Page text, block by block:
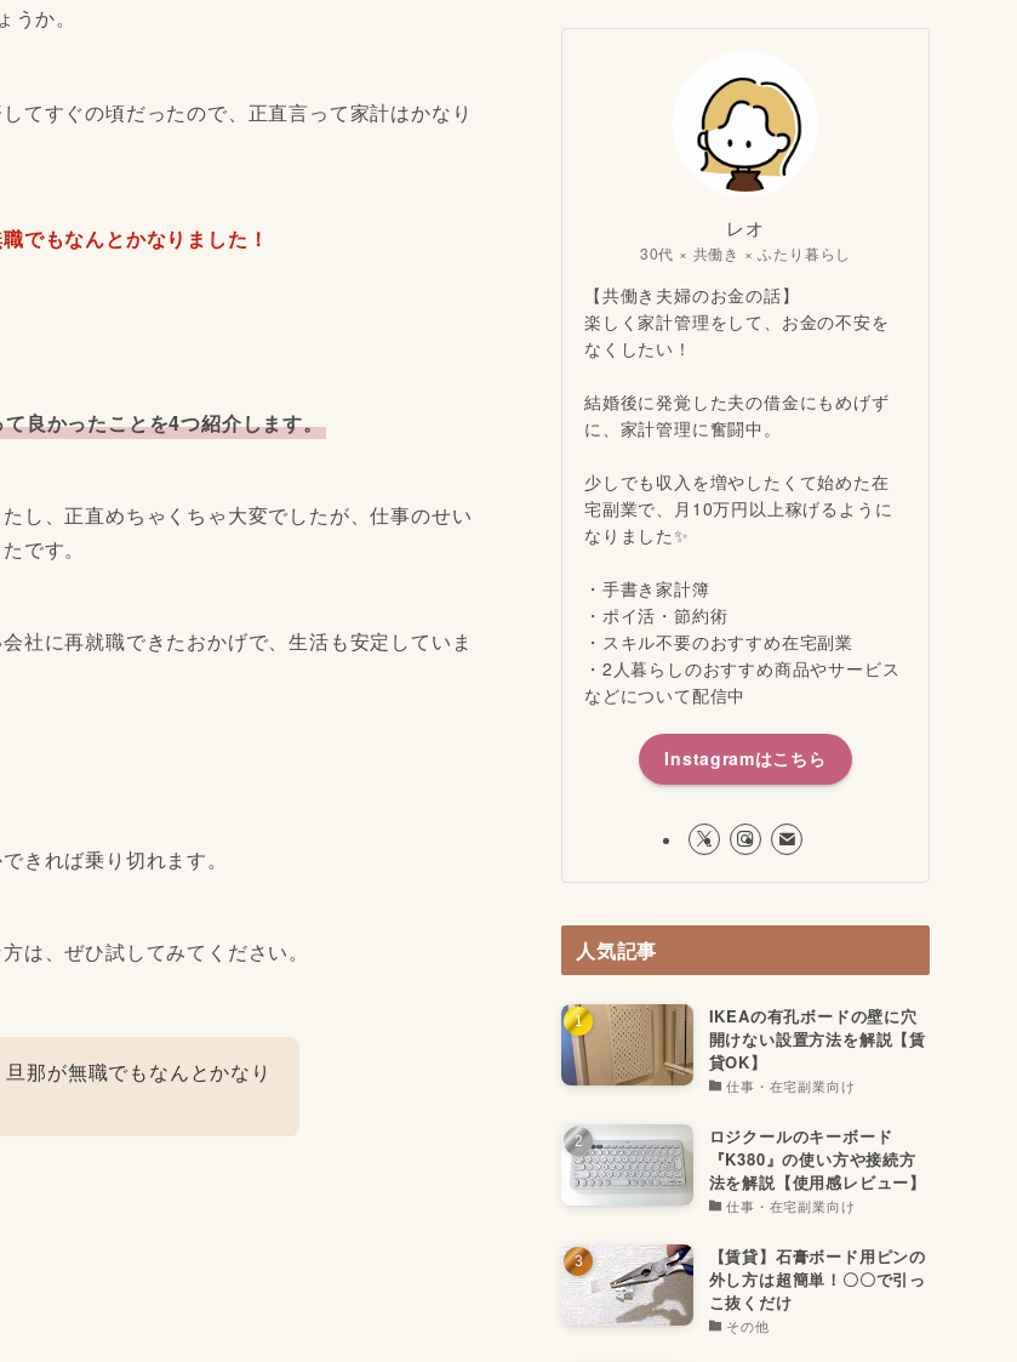
うか。
てすぐの頃だったので、正直言って家計はかなり
でもなんとかなりました！
良かったことを4つ紹介します。
し、正直めちゃくちゃ大変でしたが、仕事のせい
です。
社に再就職できたおかげで、生活も安定していま
きれば乗り切れます。
は、ぜひ試してみてください。
那が無職でもなんとかなり
レオ
30代 × 共働き × ふたり暮らし
【共働き夫婦のお金の話】
楽しく家計管理をして、お金の不安を
なくしたい！
結婚後に発覚した夫の借金にもめげず
に、家計管理に奮闘中。
少しでも収入を増やしたくて始めた在
宅副業で、月10万円以上稼げるように
なりました✨
・手書き家計簿
・ポイ活・節約術
・スキル不要のおすすめ在宅副業
・2人暮らしのおすすめ商品やサービス
などについて配信中
Instagramはこちら
人気記事
IKEAの有孔ボードの壁に穴
開けない設置方法を解説【賃
貸OK】
仕事・在宅副業向け
ロジクールのキーボード
『K380』の使い方や接続方
法を解説【使用感レビュー】
仕事・在宅副業向け
【賃貸】石膏ボード用ピンの
外し方は超簡単！〇〇で引っ
こ抜くだけ
その他